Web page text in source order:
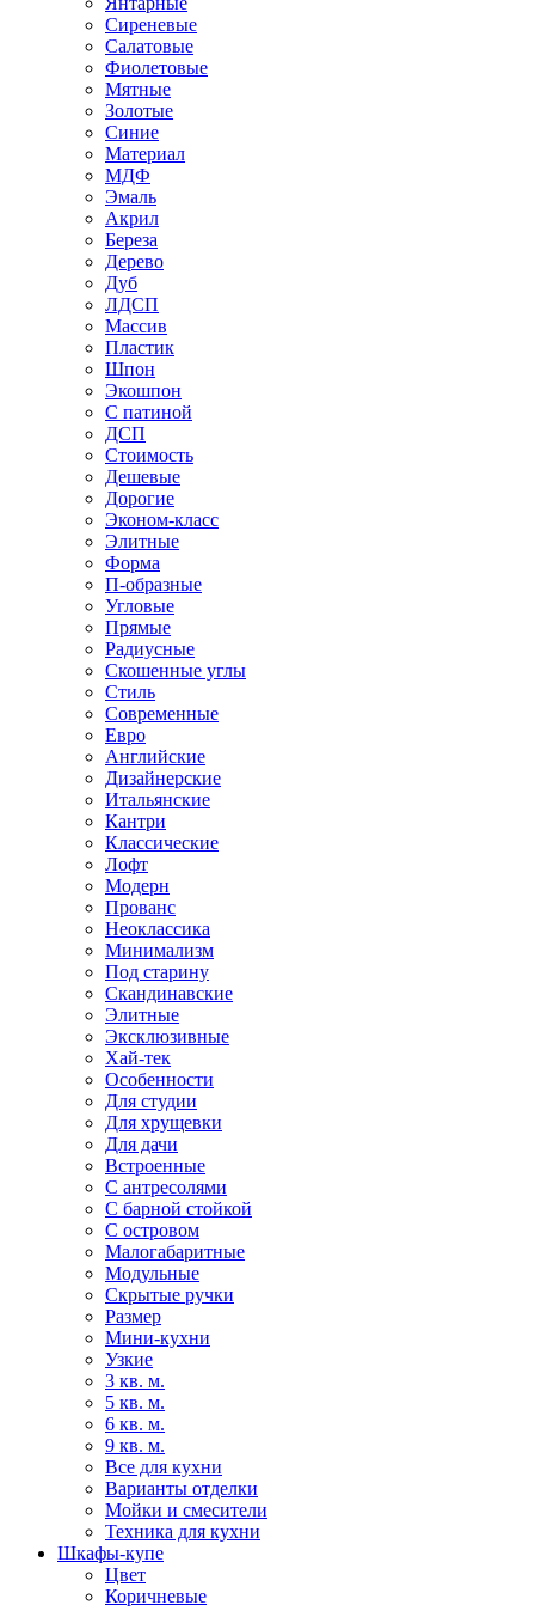
Сиреневые
Салатовые
Фиолетовые
Мятные
Золотые
Синие
Материал
МДФ
Эмаль
Акрил
Береза
Дерево
Дуб
ЛДСП
Массив
Пластик
Шпон
Экошпон
С патиной
ДСП
Стоимость
Дешевые
Дорогие
Эконом-класс
Элитные
Форма
П-образные
Угловые
Прямые
Радиусные
Скошенные углы
Стиль
Современные
Евро
Английские
Дизайнерские
Итальянские
Кантри
Классические
Лофт
Модерн
Прованс
Неоклассика
Минимализм
Под старину
Скандинавские
Элитные
Эксклюзивные
Хай-тек
Особенности
Для студии
Для хрущевки
Для дачи
Встроенные
С антресолями
С барной стойкой
С островом
Малогабаритные
Модульные
Скрытые ручки
Размер
Мини-кухни
Узкие
3 кв. м.
5 кв. м.
6 кв. м.
9 кв. м.
Все для кухни
Варианты отделки
Мойки и смесители
Техника для кухни
Шкафы-купе
Цвет
Коричневые